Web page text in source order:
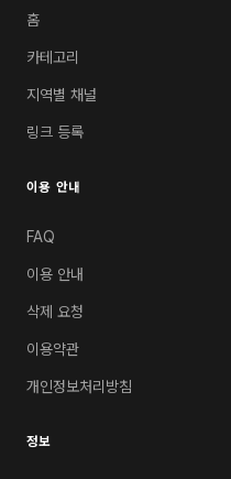
홈
카테고리
지역별 채널
링크 등록
이용 안내
FAQ
이용 안내
삭제 요청
이용약관
개인정보처리방침
정보